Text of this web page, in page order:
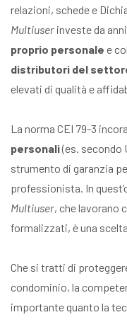
relazioni, schede e
Multiuser investe da
proprio personale e
distributori del
elevati di qualità e
La norma CEI 79-3
personali(es. secondo
strumento di garanzia
professionista. In
Multiuser, che lavorano
formalizzati, è una
Che si tratti di
condominio, la
importante quanto la